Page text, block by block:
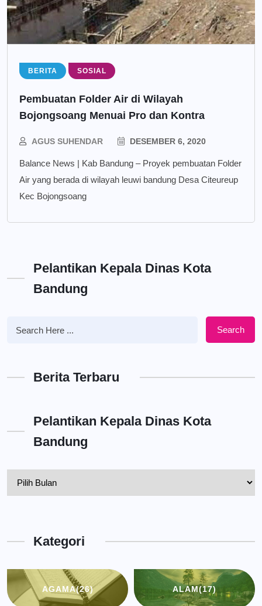
BERITA SOSIAL
Pembuatan Folder Air di Wilayah
Bojongsoang Menuai Pro dan Kontra
AGUS SUHENDAR DESEMBER 6, 2020
Balance News | Kab Bandung – Proyek pembuatan Folder
Air yang berada di wilayah leuwi bandung Desa Citeureup
Kec Bojongsoang
Pelantikan Kepala Dinas Kota
Bandung
Search
Berita Terbaru
Pelantikan Kepala Dinas Kota
Bandung
BandungKategori
AGAMA(26) ALAM(17)